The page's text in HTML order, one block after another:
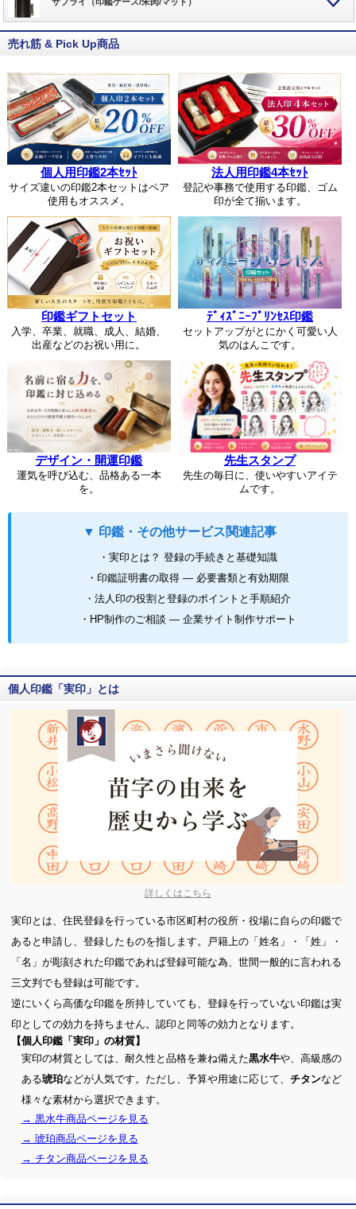
売れ筋 & Pick Up商品
個人用印鑑2本ｾｯﾄ
サイズ違いの印鑑2本セットはペア
使用もオススメ。
法人用印鑑4本ｾｯﾄ
登記や事務で使用する印鑑、ゴム
印が全て揃います。
印鑑ギフトセット
入学、卒業、就職、成人、結婚、
出産などのお祝い用に。
ﾃﾞｨｽﾞﾆｰﾌﾟﾘﾝｾｽ印鑑
セットアップがとにかく可愛い人
気のはんこです。
デザイン・開運印鑑
運気を呼び込む、品格ある一本
を。
先生スタンプ
先生の毎日に、使いやすいアイテ
ムです。
▼ 印鑑・その他サービス関連記事
・実印とは？ 登録の手続きと基礎知識
・印鑑証明書の取得 ― 必要書類と有効期限
・法人印の役割と登録のポイントと手順紹介
・HP制作のご相談 ― 企業サイト制作サポート
個人印鑑「実印」とは
詳しくはこちら
実印とは、住民登録を行っている市区町村の役所・役場に自らの印鑑で
あると申請し、登録したものを指します。戸籍上の「姓名」・「姓」・
「名」が彫刻された印鑑であれば登録可能な為、世間一般的に言われる
三文判でも登録は可能です。
逆にいくら高価な印鑑を所持していても、登録を行っていない印鑑は実
印としての効力を持ちません。認印と同等の効力となります。
【個人印鑑「実印」の材質】
実印の材質としては、耐久性と品格を兼ね備えた黒水牛や、高級感の
ある琥珀などが人気です。ただし、予算や用途に応じて、 チタンなど
様々な素材から選択できます。
→ 黒水牛商品ページを見る
→ 琥珀商品ページを見る
→ チタン商品ページを見る